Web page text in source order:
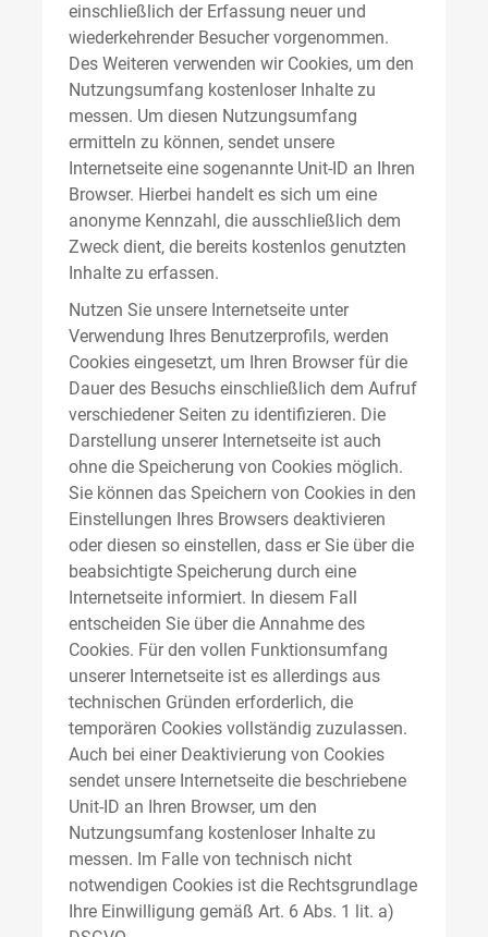
einschließlich der Erfassung neuer und
wiederkehrender Besucher vorgenommen.
Des Weiteren verwenden wir Cookies, um den
Nutzungsumfang kostenloser Inhalte zu
messen. Um diesen Nutzungsumfang
ermitteln zu können, sendet unsere
Internetseite eine sogenannte Unit-ID an Ihren
Browser. Hierbei handelt es sich um eine
anonyme Kennzahl, die ausschließlich dem
Zweck dient, die bereits kostenlos genutzten
Inhalte zu erfassen.
Nutzen Sie unsere Internetseite unter
Verwendung Ihres Benutzerprofils, werden
Cookies eingesetzt, um Ihren Browser für die
Dauer des Besuchs einschließlich dem Aufruf
verschiedener Seiten zu identifizieren. Die
Darstellung unserer Internetseite ist auch
ohne die Speicherung von Cookies möglich.
Sie können das Speichern von Cookies in den
Einstellungen Ihres Browsers deaktivieren
oder diesen so einstellen, dass er Sie über die
beabsichtigte Speicherung durch eine
Internetseite informiert. In diesem Fall
entscheiden Sie über die Annahme des
Cookies. Für den vollen Funktionsumfang
unserer Internetseite ist es allerdings aus
technischen Gründen erforderlich, die
temporären Cookies vollständig zuzulassen.
Auch bei einer Deaktivierung von Cookies
sendet unsere Internetseite die beschriebene
Unit-ID an Ihren Browser, um den
Nutzungsumfang kostenloser Inhalte zu
messen. Im Falle von technisch nicht
notwendigen Cookies ist die Rechtsgrundlage
Ihre Einwilligung gemäß Art. 6 Abs. 1 lit. a)